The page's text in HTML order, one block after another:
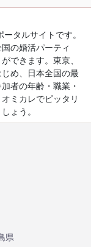
タルサイトです。
の婚活パーティ
できます。東京、
め、日本全国の最
者の年齢・職業・
ミカレでピッタリ
ょう。
県